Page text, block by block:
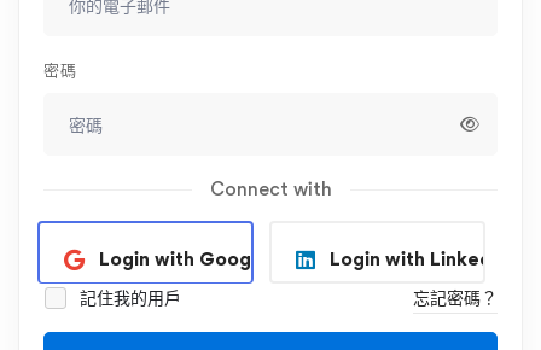
密碼
Connect with
Login with Google
Login with Linkedin
記住我的用戶
忘記密碼？